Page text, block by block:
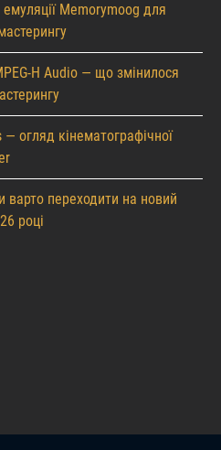
Memorymoog для
H Audio — що змінилося
огляд кінематографічної
переходити на новий
році